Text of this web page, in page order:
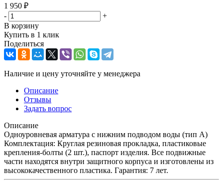
1 950 ₽
-
+
В корзину
Купить в 1 клик
Поделиться
Наличие и цену уточняйте у менеджера
Описание
Отзывы
Задать вопрос
Описание
Одноуровневая арматура с нижним подводом воды (тип А)
Комплектация: Круглая резиновая прокладка, пластиковые
крепления-болты (2 шт.), паспорт изделия. Все подвижные
части находятся внутри защитного корпуса и изготовлены из
высококачественного пластика. Гарантия: 7 лет.